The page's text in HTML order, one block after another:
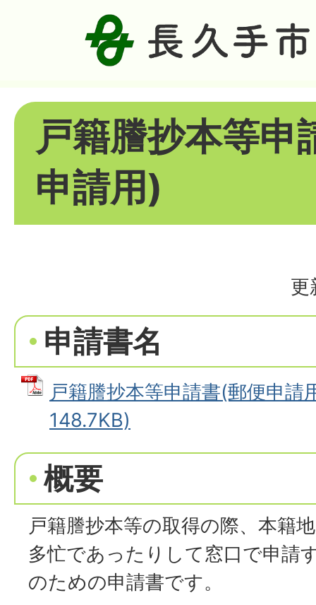
戸籍謄抄本等申
申請用)
更
申請書名
戸籍謄抄本等申請書(郵便申請
148.7KB)
概要
戸籍謄抄本等の取得の際、本籍
多忙であったりして窓口で申請
のための申請書です。